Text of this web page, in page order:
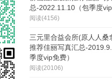
总-2022.11.10（包季度vip
阅读(4156)
三元里合益会所(原人人桑
推荐佳丽写真汇总-
季度vip免费）
阅读(20106)